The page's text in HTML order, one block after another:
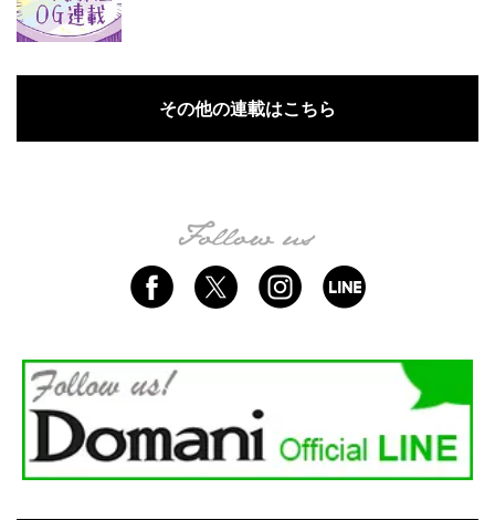
その他の連載はこちら